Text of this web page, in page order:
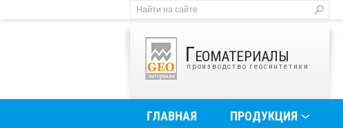
Геоматериалы
производство геосинтетики
ГЛАВНАЯ ПРОДУКЦИЯ